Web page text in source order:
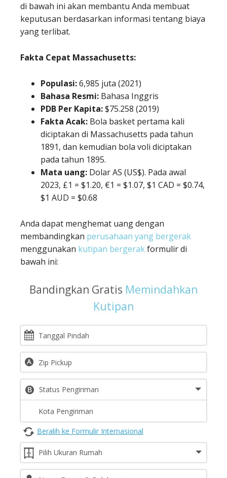
di bawah ini akan membantu Anda membuat
keputusan berdasarkan informasi tentang biaya
yang terlibat.
Fakta Cepat Massachusetts:
Populasi:6,985 juta (2021)
Bahasa Resmi: Bahasa Inggris
PDB Per Kapita:$75.258 (2019)
Fakta Acak: Bola basket pertama kali
diciptakan di Massachusetts pada tahun
1891, dan kemudian bola voli diciptakan
pada tahun 1895.
Mata uang: Dolar AS (US$). Pada awal
2023, £1 = $1.20, €1 = $1.07, $1 CAD = $0.74,
$1 AUD = $0.68
Anda dapat menghemat uang dengan
membandingkan perusahaan yang bergerak
menggunakan kutipan bergerakformulir di
bawah ini:
Bandingkan Gratis Memindahkan
Kutipan
Beralih ke Formulir Internasional